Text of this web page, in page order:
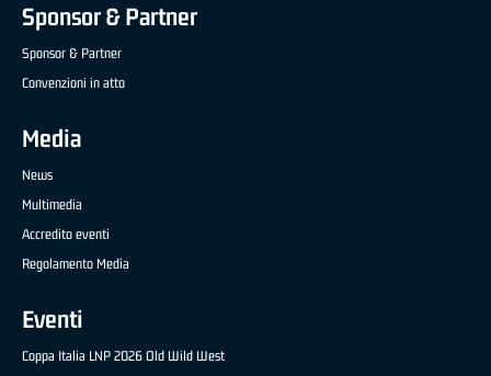
Sponsor & Partner
Sponsor & Partner
Convenzioni in atto
Media
News
Multimedia
Accredito eventi
Regolamento Media
Eventi
Coppa Italia LNP 2026 Old Wild West